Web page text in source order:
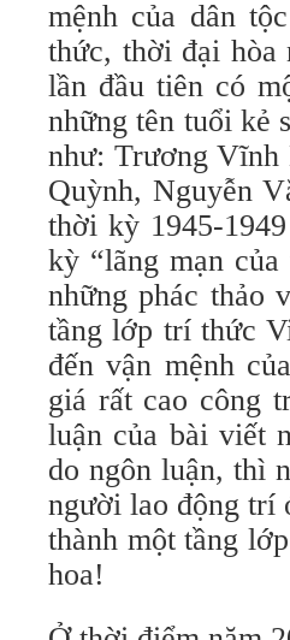
mệnh của dân
thức, thời đại hòa
lần đầu tiên có
những tên tuổi kẻ
như: Trương Vĩnh
Quỳnh, Nguyễn
thời kỳ 1945-
kỳ “lãng mạn
những phác thảo
tầng lớp trí thức
đến vận mệnh
giá rất cao công
luận của bài viết
do ngôn luận, thì
người lao động trí
thành một tầng
hoa!